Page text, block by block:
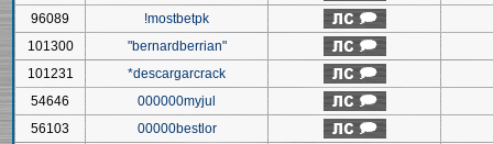
96089
!mostbetpk
101300
"bernardberrian"
101231
*descargarcrack
54646
000000myjul
56103
00000bestlor